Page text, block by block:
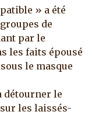
» a été
de
par le
les faits épousé
le masque
détourner le
les laissés-